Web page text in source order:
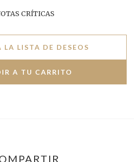
CRÍTICAS
LA LISTA DE DESEOS